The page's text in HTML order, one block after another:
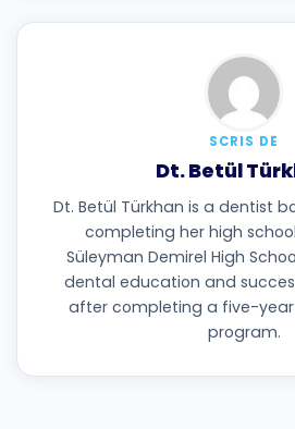
SCRIS DE
Dt. Betül
Dt. Betül Türkhan is a dentist
completing her high
Süleyman Demirel High
dental education and
after completing a five-
program.